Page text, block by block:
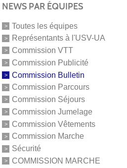
NEWS PAR ÉQUIPES
Toutes les équipes
Représentants à l'USV-UA
Commission VTT
Commission Publicité
Commission Bulletin
Commission Parcours
Commission Séjours
Commission Jumelage
Commission Vêtements
Commission Marche
Sécurité
COMMISSION MARCHE